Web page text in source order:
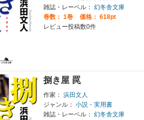
雑誌・レーベル： 幻冬舎文庫
巻数： 1巻
価格： 618pt
レビュー投稿数0件
捌き屋 罠
作家： 浜田文人
ジャンル： 小説・実用書
雑誌・レーベル： 幻冬舎文庫